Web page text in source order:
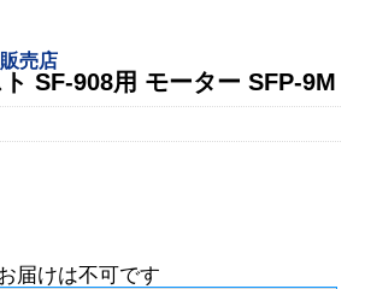
売店
SF-908用 モーター SFP-9M
届けは不可です